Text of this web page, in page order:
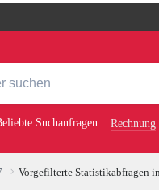
Suchanfragen: Rechnung
Vorgefilterte Statistikabfragen